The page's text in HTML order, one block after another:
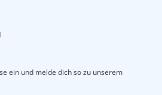
ein und melde dich so zu unserem